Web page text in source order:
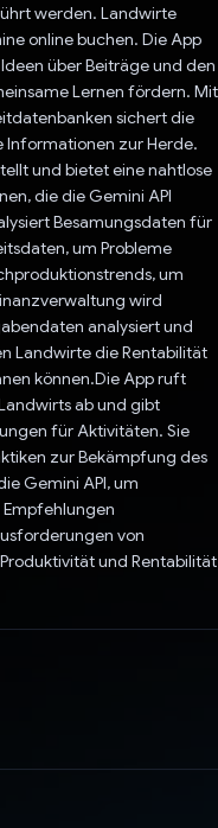
werden. Landwirte
online buchen. Die App
über Beiträge und den
Lernen fördern. Mit
sichert die
zur Herde.
und bietet eine nahtlose
die die Gemini API
Besamungsdaten für
um Probleme
um
wird
analysiert und
Landwirte die Rentabilität
können.Die App ruft
ab und gibt
für Aktivitäten. Sie
zur Bekämpfung des
Gemini API, um
von
und Rentabilität